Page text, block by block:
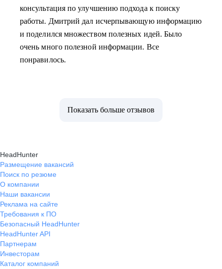
консультация по улучшению подхода к поиску
работы. Дмитрий дал исчерпывающую информацию
и поделился множеством полезных идей. Было
очень много полезной информации. Все
понравилось.
Показать больше отзывов
HeadHunter
Размещение вакансий
Поиск по резюме
О компании
Наши вакансии
Реклама на сайте
Требования к ПО
Безопасный HeadHunter
HeadHunter API
Партнерам
Инвесторам
Каталог компаний